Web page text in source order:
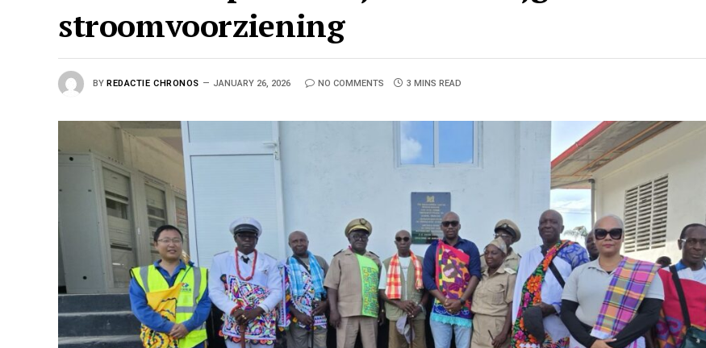
stroomvoorziening
BY REDACTIE CHRONOS JANUARY 26, 2026 NO COMMENTS 3 MINS READ